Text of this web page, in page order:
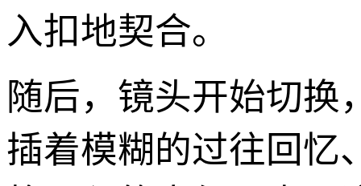
入扣地契合。
随后，镜头开始切换
插着模糊的过往回忆